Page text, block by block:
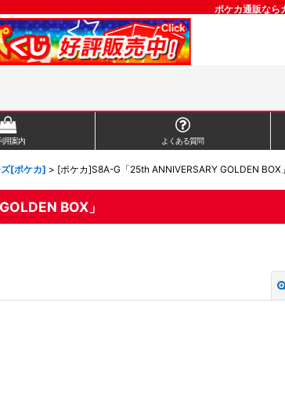
ポケカ通販なら
用案内 よくある質問
[ポケカ] > [ポケカ]S8A-G「25th ANNIVERSARY GOLDEN BOX」
BOX」